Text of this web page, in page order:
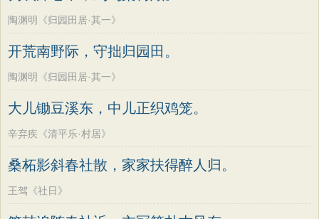
陶渊明《归园田居·其一》
开荒南野际，守拙归园田。
陶渊明《归园田居·其一》
大儿锄豆溪东，中儿正织鸡笼。
辛弃疾《清平乐·村居》
桑柘影斜春社散，家家扶得醉人归。
王驾《社日》